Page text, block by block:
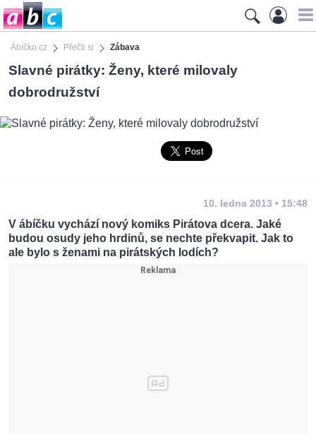
Ábíčko.cz Přečti si Zábava
Slavné pirátky: Ženy, které milovaly
dobrodružství
10. ledna 2013 • 15:48
V ábíčku vychází nový komiks Pirátova dcera. Jaké
budou osudy jeho hrdinů, se nechte překvapit. Jak to
ale bylo s ženami na pirátských lodích?